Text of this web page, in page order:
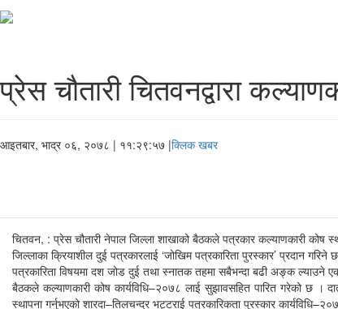
प्रेस चौतारी चितवनद्वारा
आइतबार, भाद्र ०६, २०७८ | ११:२९:५७ |क्लिक खबर
चितवन, : प्रेस चौतारी नेपाल जिल्ला शाखाको बैठकले पत्रकार कल्याणकारी कोष
जिल्लाका क्रियाशील दुई पत्रकारलाई ‘जोखिम पत्रकारिता पुरस्कार’ प्रदान
पत्रकारिता विषयमा दश जोड दुई तथा स्नातक तहमा सबैभन्दा बढी अङ्क ल्याउने
बैठकले कल्याणकारी कोष कार्यविधि–२०७८ लाई सुझावसहित पारित गरेको छ ।
स्थापना गर्नुभएको शारदा–तिलचन्द्र भट्टराई पत्रकारिकता पुरस्कार